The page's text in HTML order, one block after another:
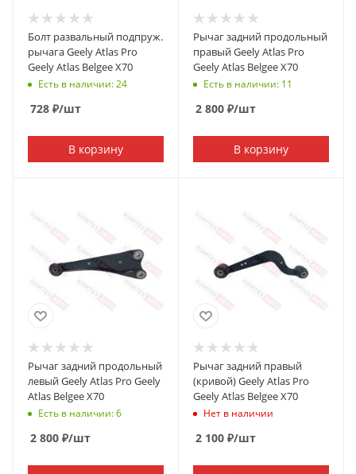
Болт развальный подпруж.
рычага Geely Atlas Pro
Geely Atlas Belgee X70
Есть в наличии: 24
728 ₽/шт
В корзину
Рычаг задний продольный
правый Geely Atlas Pro
Geely Atlas Belgee X70
Есть в наличии: 11
2 800 ₽/шт
В корзину
Рычаг задний продольный
левый Geely Atlas Pro Geely
Atlas Belgee X70
Есть в наличии: 6
2 800 ₽/шт
Рычаг задний правый
(кривой) Geely Atlas Pro
Geely Atlas Belgee X70
Нет в наличии
2 100 ₽/шт